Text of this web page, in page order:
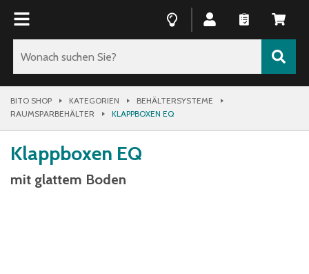
BITO SHOP KATEGORIEN
BEHÄLTERSYSTEME
RAUMSPARBEHÄLTER
KLAPPBOXEN EQ
Klappboxen EQ
mit glattem Boden